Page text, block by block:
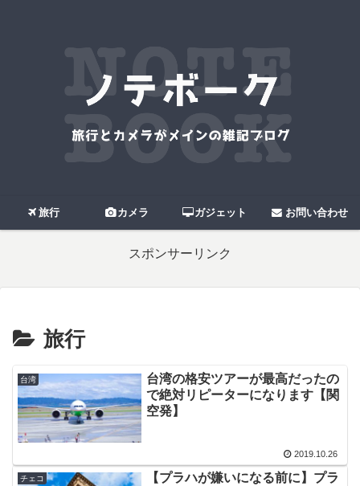
旅行 カメラ ガジェット お問い合わせ
スポンサーリンク
旅行
台湾
台湾の格安ツアーが最高だったの
で絶対リピーターになります【関
空発】
2019.10.26
チェコ
【プラハが嫌いになる前に】プラ